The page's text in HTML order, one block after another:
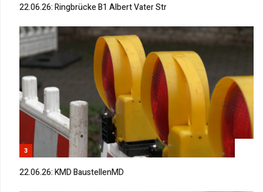
22.06.26: Ringbrücke B1 Albert Vater Str
3
22.06.26: KMD BaustellenMD